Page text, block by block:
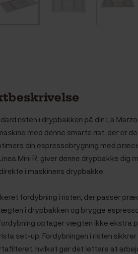
risten i drypbakken på din La
med denne smarte rist, der er
din espressobrygning med
Mini R, giver denne drypbakke dig
i maskinens drypbakke.
fordybning i risten, der passer
i drypbakken og brygge
optager vægten ikke ekstra
set-up. Fordybningen i risten
hvilket gør det lettere at